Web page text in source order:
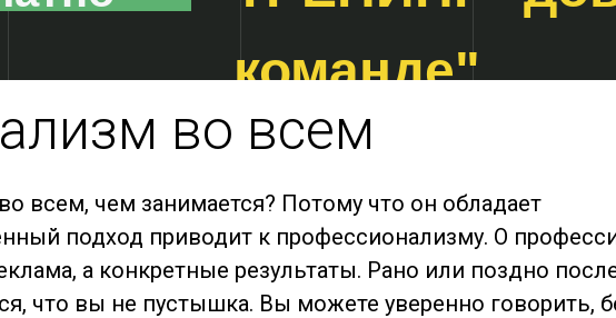
команде"
во всем
всем, чем занимается? Потому что он обладает
подход приводит к профессионализму. О
а конкретные результаты. Рано или поздно
что вы не пустышка. Вы можете уверенно говорить,